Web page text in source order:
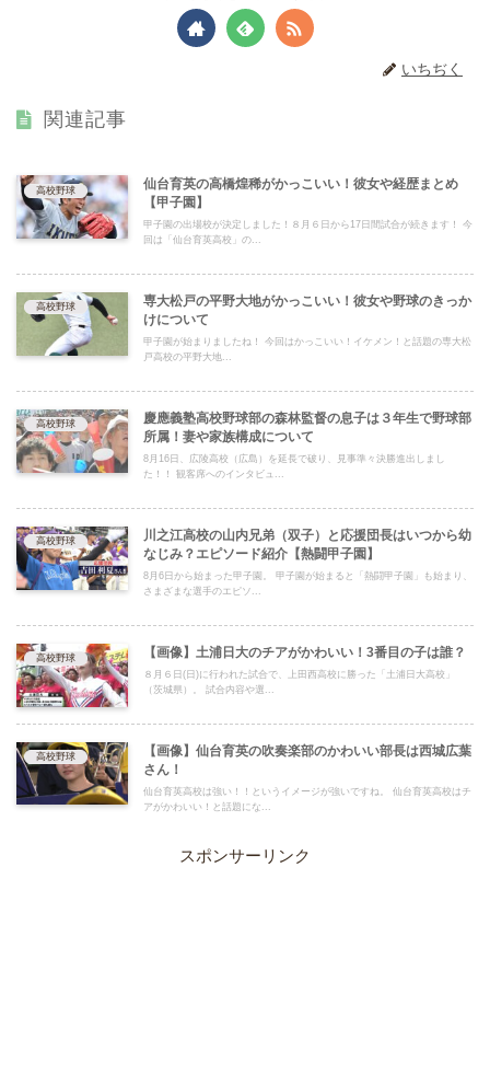
いちぢく
関連記事
高校野球
仙台育英の高橋煌稀がかっこいい！彼女や経歴まとめ
【甲子園】
甲子園の出場校が決定しました！８月６日から17日間試合が続きます！ 今
回は「仙台育英高校」の...
高校野球
専大松戸の平野大地がかっこいい！彼女や野球のきっか
けについて
甲子園が始まりましたね！ 今回はかっこいい！イケメン！と話題の専大松
戸高校の平野大地...
高校野球
慶應義塾高校野球部の森林監督の息子は３年生で野球部
所属！妻や家族構成について
8月16日、広陵高校（広島）を延長で破り、見事準々決勝進出しまし
た！！ 観客席へのインタビュ...
高校野球
川之江高校の山内兄弟（双子）と応援団長はいつから幼
なじみ？エピソード紹介【熱闘甲子園】
8月6日から始まった甲子園。 甲子園が始まると「熱闘甲子園」も始まり、
さまざまな選手のエピソ...
高校野球 【画像】土浦日大のチアがかわいい！3番目の子は誰？
８月６日(日)に行われた試合で、上田西高校に勝った「土浦日大高校」
（茨城県）。 試合内容や選...
高校野球
【画像】仙台育英の吹奏楽部のかわいい部長は西城広葉
さん！
仙台育英高校は強い！！というイメージが強いですね。 仙台育英高校はチ
アがかわいい！と話題にな...
スポンサーリンク